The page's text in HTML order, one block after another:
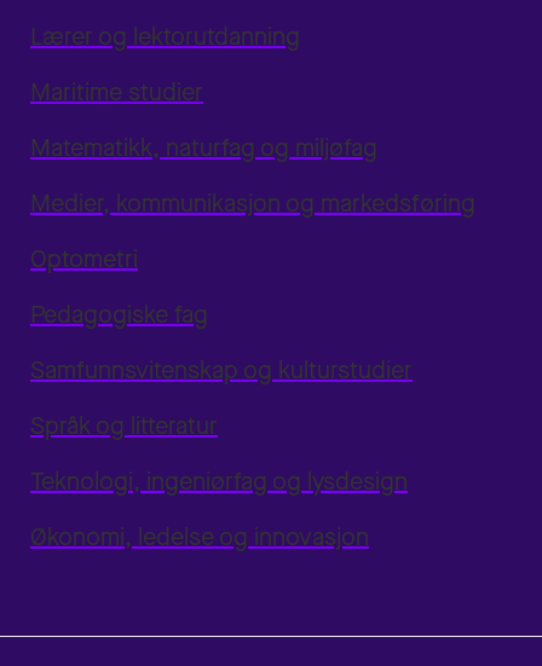
Lærer og lektorutdanning
Maritime studier
Matematikk, naturfag og miljøfag
Medier, kommunikasjon og markedsføring
Optometri
Pedagogiske fag
Samfunnsvitenskap og kulturstudier
Språk og litteratur
Teknologi, ingeniørfag og lysdesign
Økonomi, ledelse og innovasjon